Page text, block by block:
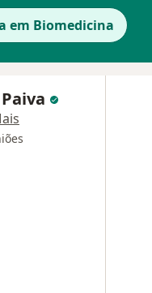
em Biomedicina